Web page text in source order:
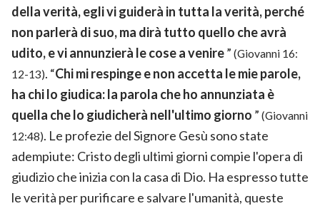
della verità, egli vi guiderà in tutta la verità, perché
non parlerà di suo, ma dirà tutto quello che avrà
udito, e vi annunzierà le cose a venire” (Giovanni 16:
12-13). “Chi mi respinge e non accetta le mie parole,
ha chi lo giudica: la parola che ho annunziata è
quella che lo giudicherà nell'ultimo giorno ” (Giovanni
12:48). Le profezie del Signore Gesù sono state
adempiute: Cristo degli ultimi giorni compie l'opera di
giudizio che inizia con la casa di Dio. Ha espresso tutte
le verità per purificare e salvare l'umanità, queste